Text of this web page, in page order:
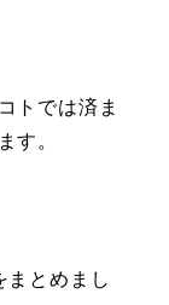
トでは済ま
す。
まとめまし